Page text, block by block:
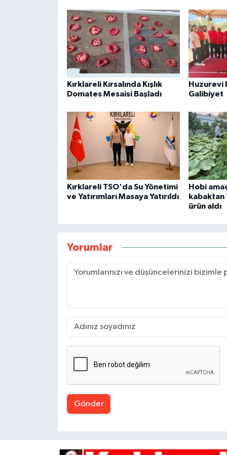
Kırklareli Kırsalında Kışlık
Domates Mesaisi Başladı
Huzurevi
Galibiyet
Kırklareli TSO'da Su Yönetimi
ve Yatırımları Masaya Yatırıldı
Hobi
kabaktan
ürün aldı
Yorumlar
Gönder